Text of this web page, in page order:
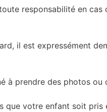
responsabilité en
il est expressément
à prendre des photos
que votre enfant soit